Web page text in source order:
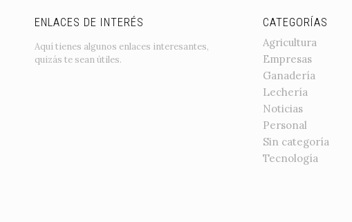
ENLACES DE INTERÉS
Aquí tienes algunos enlaces interesantes,
quizás te sean útiles.
CATEGORÍAS
Agricultura
Empresas
Ganadería
Lechería
Noticias
Personal
Sin categoría
Tecnología